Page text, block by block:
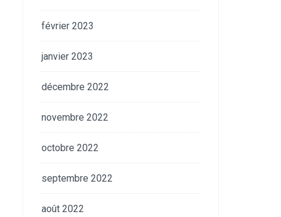
février 2023
janvier 2023
décembre 2022
novembre 2022
octobre 2022
septembre 2022
août 2022